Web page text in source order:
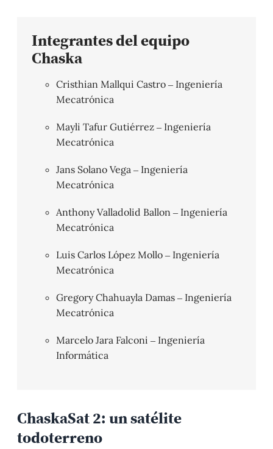
Integrantes del equipo
Chaska
Cristhian Mallqui Castro – Ingeniería
Mecatrónica
Mayli Tafur Gutiérrez – Ingeniería
Mecatrónica
Jans Solano Vega – Ingeniería
Mecatrónica
Anthony Valladolid Ballon – Ingeniería
Mecatrónica
Luis Carlos López Mollo – Ingeniería
Mecatrónica
Gregory Chahuayla Damas – Ingeniería
Mecatrónica
Marcelo Jara Falconi – Ingeniería
Informática
ChaskaSat 2: un satélite
todoterreno